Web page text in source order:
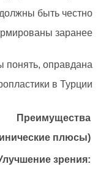
должны быть честно
заранее.
понять, оправдана
в Турции.
Преимущества
плюсы)
Улучшение зрения: